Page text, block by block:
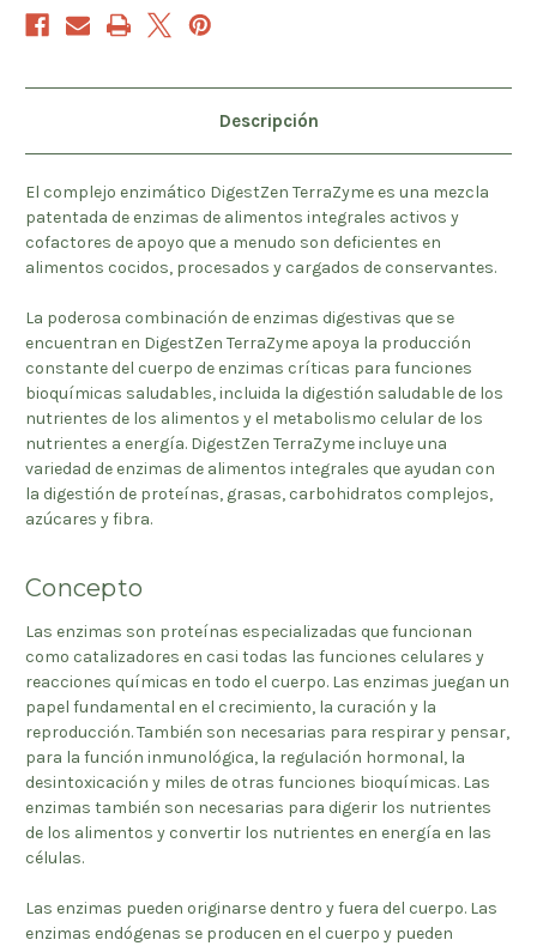
Descripción
El complejo enzimático DigestZen TerraZyme es una mezcla
patentada de enzimas de alimentos integrales activos y
cofactores de apoyo que a menudo son deficientes en
alimentos cocidos, procesados y cargados de conservantes.
La poderosa combinación de enzimas digestivas que se
encuentran en DigestZen TerraZyme apoya la producción
constante del cuerpo de enzimas críticas para funciones
bioquímicas saludables, incluida la digestión saludable de los
nutrientes de los alimentos y el metabolismo celular de los
nutrientes a energía. DigestZen TerraZyme incluye una
variedad de enzimas de alimentos integrales que ayudan con
la digestión de proteínas, grasas, carbohidratos complejos,
azúcares y fibra.
Concepto
Las enzimas son proteínas especializadas que funcionan
como catalizadores en casi todas las funciones celulares y
reacciones químicas en todo el cuerpo. Las enzimas juegan un
papel fundamental en el crecimiento, la curación y la
reproducción. También son necesarias para respirar y pensar,
para la función inmunológica, la regulación hormonal, la
desintoxicación y miles de otras funciones bioquímicas. Las
enzimas también son necesarias para digerir los nutrientes
de los alimentos y convertir los nutrientes en energía en las
células.
Las enzimas pueden originarse dentro y fuera del cuerpo. Las
enzimas endógenas se producen en el cuerpo y pueden